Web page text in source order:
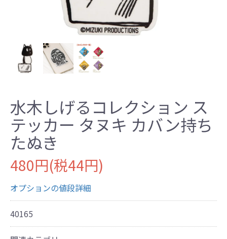
水木しげるコレクション ス
テッカー タヌキ カバン持ち
たぬき
480円(税44円)
オプションの値段詳細
40165